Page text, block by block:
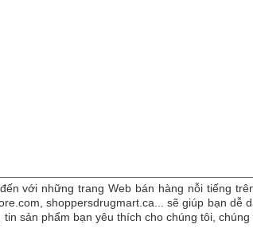
với những trang Web bán hàng nỗi tiếng
shoppersdrugmart.ca... sẽ giúp bạn dễ
sản phẩm bạn yêu thích cho chúng tôi,